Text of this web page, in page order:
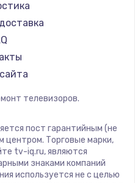
питания
телевизоров.
пост гарантийным (не
центром. Торговые марки,
tv-iq.ru, являются
знаками компаний
используется не с целью